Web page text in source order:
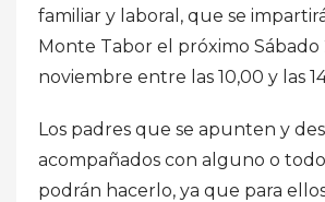
familiar y laboral, que se
Monte Tabor el próximo Sábado
noviembre entre las 10,00 y las
Los padres que se apunten y
acompañados con alguno o
podrán hacerlo, ya que para